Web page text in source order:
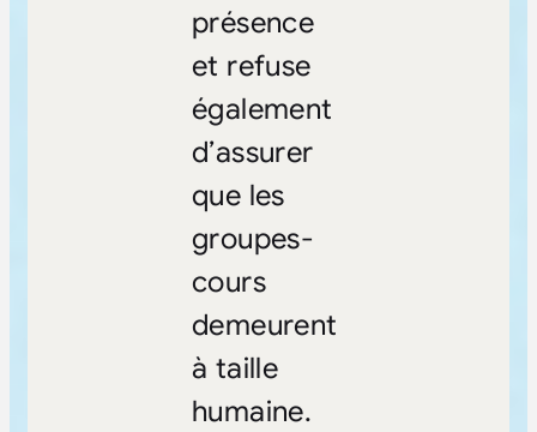
présence
et refuse
également
d’assurer
que les
groupes-
cours
demeurent
à taille
humaine.